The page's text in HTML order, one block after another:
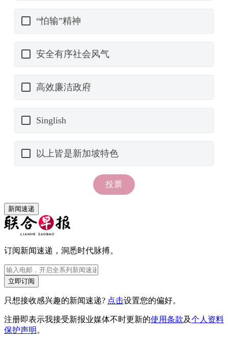
新闻速递
订阅新闻速递，洞悉时代脉搏。
立即订阅
只想接收感兴趣的新闻速递? 点击设置您的偏好。
注册即表示我接受新报业媒体不时更新的使用条款及个人资料
保护声明 。